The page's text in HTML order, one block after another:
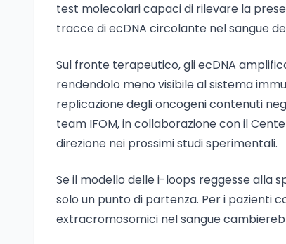
test molecolari capaci di rilevare la
tracce di ecDNA circolante nel sangue
Sul fronte terapeutico, gli ecDNA
rendendolo meno visibile al sistema
replicazione degli oncogeni contenuti
team IFOM, in collaborazione con il
direzione nei prossimi studi sperimentali.
Se il modello delle i-loops reggesse alla
solo un punto di partenza. Per i pazienti
extracromosomici nel sangue